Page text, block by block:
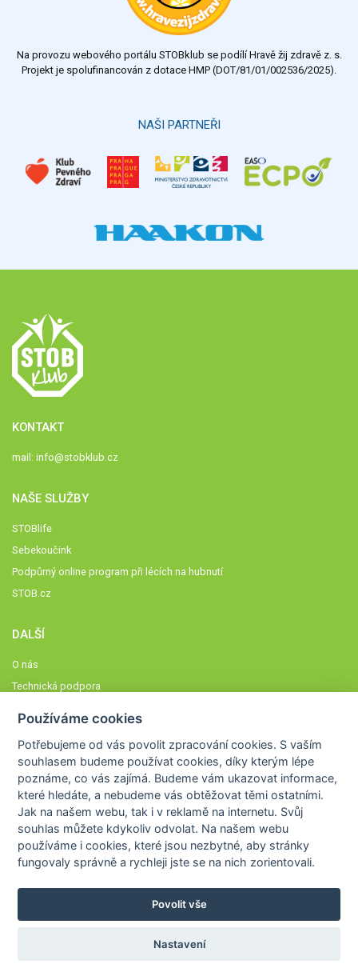
Výsledky Všechny ankety
Na provozu webového portálu STOBklub se podílí Hravě žij zdravě z. s.
Projekt je spolufinancován z dotace HMP (DOT/81/01/002536/2025).
NAŠI PARTNEŘI
KONTAKT
mail: info@stobklub.cz
NAŠE SLUŽBY
STOBlife
Sebekoučink
Podpůrný online program při lécích na hubnutí
STOB.cz
DALŠÍ
O nás
Technická podpora
Členové STOBklubu
Zásady nakládání s osobními údaji
Otestujte se
Spočítejte si
Výzva 52
WWW.HRAVEZIJZDRAVE.CZ
Používáme cookies
Potřebujeme od vás povolit zpracování cookies. S vaším
souhlasem budeme používat cookies, díky kterým lépe
poznáme,co vás zajímá. Budeme vám ukazovat informace,
které hledáte, a nebudeme vás obtěžovat těmi ostatními.
Jak na našem webu, tak i v reklamě na internetu. Svůj
souhlas můžete kdykoliv odvolat. Na našem webu
používáme i cookies, které jsou nezbytné, aby stránky
fungovaly správně a rychleji jste se na nich zorientovali.
Povolit vše
Nastavení